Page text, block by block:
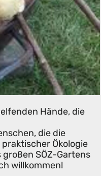
Hände, die
die die
Ökologie
SÖZ-Gartens
willkommen!